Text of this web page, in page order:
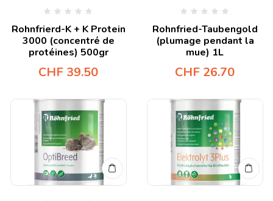
Rohnfrierd-K + K Protein
3000 (concentré de
protéines) 500gr
CHF 39.50
Rohnfried-Taubengold
(plumage pendant la
mue) 1L
CHF 26.70